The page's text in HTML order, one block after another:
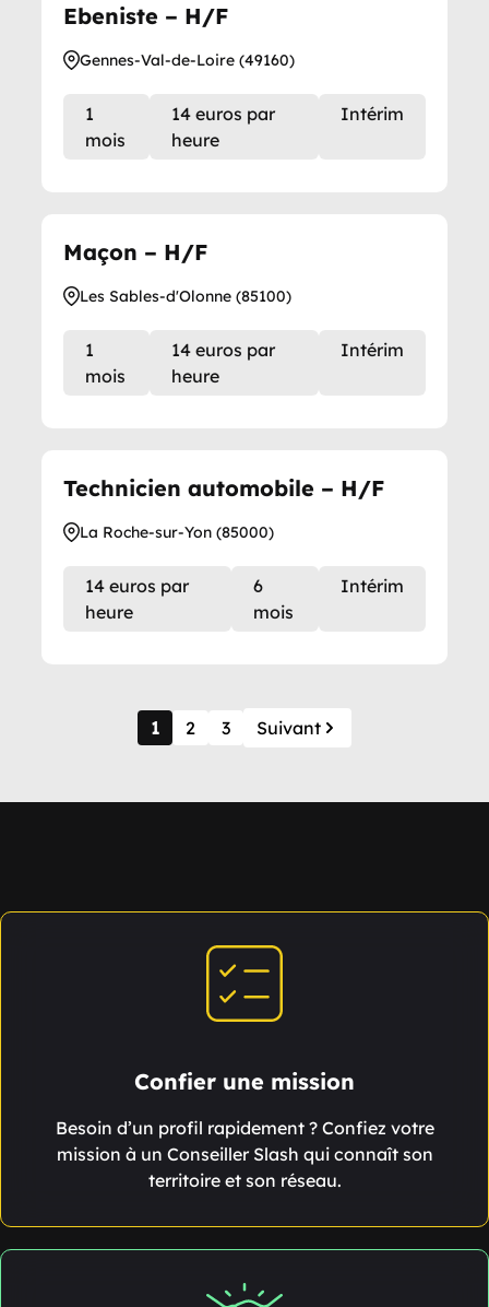
Ebeniste – H/F
Gennes-Val-de-Loire (49160)
1
mois
14 euros par
heure
Intérim
Maçon – H/F
Les Sables-d'Olonne (85100)
1
mois
14 euros par
heure
Intérim
Technicien automobile – H/F
La Roche-sur-Yon (85000)
14 euros par
heure
6
mois
Intérim
1 2 3 Suivant
Confier une mission
Besoin d’un profil rapidement ? Confiez votre
mission à un Conseiller Slash qui connaît son
territoire et son réseau.